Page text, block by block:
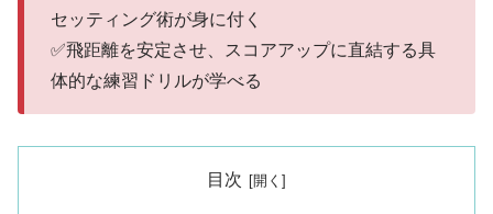
セッティング術が身に付く
✅飛距離を安定させ、スコアアップに直結する具
体的な練習ドリルが学べる
目次